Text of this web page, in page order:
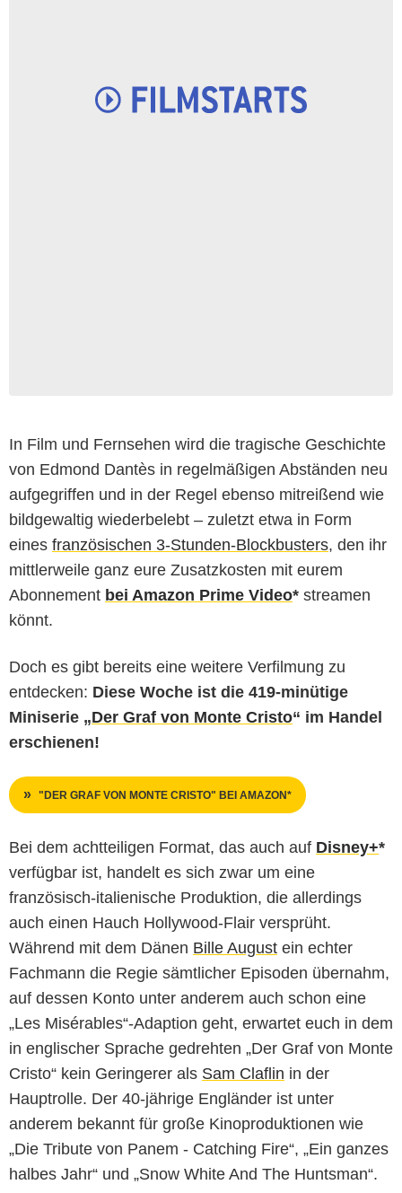
In Film und Fernsehen wird die tragische Geschichte
von Edmond Dantès in regelmäßigen Abständen neu
aufgegriffen und in der Regel ebenso mitreißend wie
bildgewaltig wiederbelebt – zuletzt etwa in Form
eines französischen 3-Stunden-Blockbusters, den ihr
mittlerweile ganz eure Zusatzkosten mit eurem
Abonnement bei Amazon Prime Video* streamen
könnt.
Doch es gibt bereits eine weitere Verfilmung zu
entdecken: Diese Woche ist die 419-minütige
Miniserie „Der Graf von Monte Cristo“ im Handel
erschienen!
"DER GRAF VON MONTE CRISTO" BEI AMAZON*
Bei dem achtteiligen Format, das auch auf Disney+*
verfügbar ist, handelt es sich zwar um eine
französisch-italienische Produktion, die allerdings
auch einen Hauch Hollywood-Flair versprüht.
Während mit dem Dänen Bille August ein echter
Fachmann die Regie sämtlicher Episoden übernahm,
auf dessen Konto unter anderem auch schon eine
„Les Misérables“-Adaption geht, erwartet euch in dem
in englischer Sprache gedrehten „Der Graf von Monte
Cristo“ kein Geringerer als Sam Claflin in der
Hauptrolle. Der 40-jährige Engländer ist unter
anderem bekannt für große Kinoproduktionen wie
„Die Tribute von Panem - Catching Fire“, „Ein ganzes
halbes Jahr“ und „Snow White And The Huntsman“.